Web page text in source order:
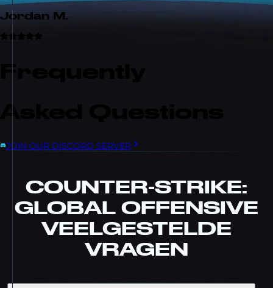
Jordan M.
JOIN OUR DISCORD SERVER
COUNTER-STRIKE:
GLOBAL OFFENSIVE
VEELGESTELDE
VRAGEN